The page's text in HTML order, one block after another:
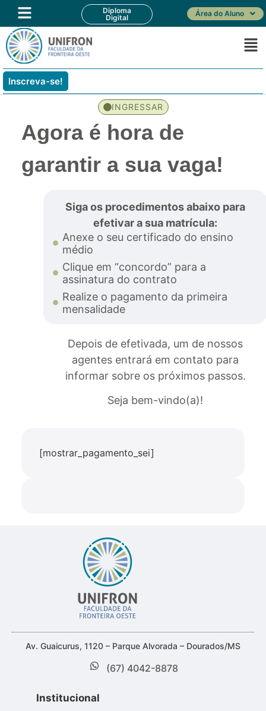
Diploma
Digital
Área do Aluno
Inscreva-se!
INGRESSAR
Agora é hora de
garantir a sua vaga!
Siga os procedimentos abaixo para
efetivar a sua matrícula:
Anexe o seu certificado do ensino
médio
Clique em “concordo” para a
assinatura do contrato
Realize o pagamento da primeira
mensalidade
Depois de efetivada, um de nossos
agentes entrará em contato para
informar sobre os próximos passos.
Seja bem-vindo(a)!
[mostrar_pagamento_sei]
Av. Guaicurus, 1120 – Parque Alvorada – Dourados/MS
(67) 4042-8878
Institucional